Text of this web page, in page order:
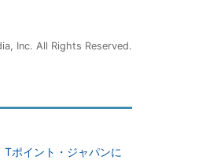
Inc. All Rights Reserved.
Tポイント・ジャパンに